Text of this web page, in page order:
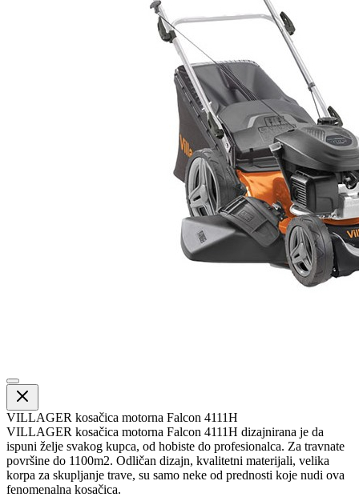
VILLAGER kosačica motorna Falcon 4111H
VILLAGER kosačica motorna Falcon 4111H dizajnirana je da
ispuni želje svakog kupca, od hobiste do profesionalca. Za travnate
površine do 1100m2. Odličan dizajn, kvalitetni materijali, velika
korpa za skupljanje trave, su samo neke od prednosti koje nudi ova
fenomenalna kosačica.